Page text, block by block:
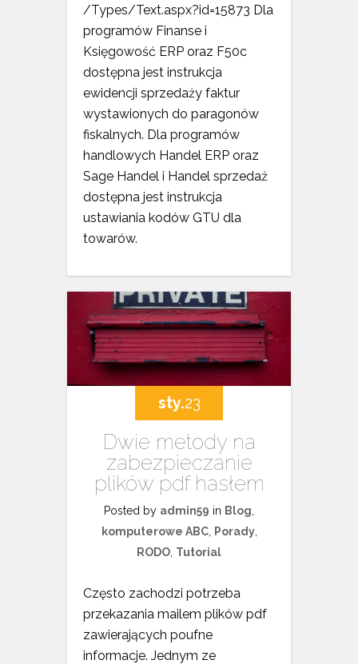
/Types/Text.aspx?id=15873 Dla
programów Finanse i
Księgowość ERP oraz F50c
dostępna jest instrukcja
ewidencji sprzedaży faktur
wystawionych do paragonów
fiskalnych. Dla programów
handlowych Handel ERP oraz
Sage Handel i Handel sprzedaż
dostępna jest instrukcja
ustawiania kodów GTU dla
towarów.
sty.23
Dwie metody na
zabezpieczanie
plików pdf hasłem
Posted by admin59 in Blog
komputerowe ABC, Porady,
RODO Tutorial
Często zachodzi potrzeba
przekazania mailem plików pdf
zawierających poufne
informacje. Jednym ze